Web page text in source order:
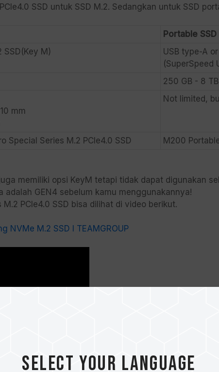
SSD untuk SSD M.2. Sedangkan untuk SSD
Portable SSD
SSD(Key M)
USB type-A
(SuperSpeed
250 GB - 8 TB
mm
Not limited,
Special Series M.2 PCIe4.0 SSD M200
memiliki opsi KeyM tetapi tidak dapat digunakan
adalah GEN4 sebelum kamu menggunakannya!
PCIe4.0 SSD bisa dilihat di video berikut.
NVMe M.2 SSD l TEAMGROUP
Select your language